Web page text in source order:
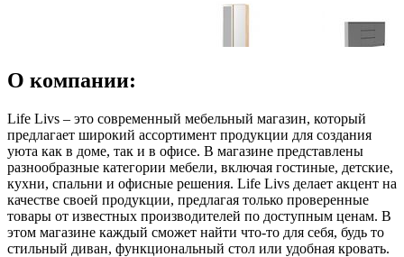
О компании:
Life Livs – это современный мебельный магазин, который
предлагает широкий ассортимент продукции для создания
уюта как в доме, так и в офисе. В магазине представлены
разнообразные категории мебели, включая гостиные, детские,
кухни, спальни и офисные решения. Life Livs делает акцент на
качестве своей продукции, предлагая только проверенные
товары от известных производителей по доступным ценам. В
этом магазине каждый сможет найти что-то для себя, будь то
стильный диван, функциональный стол или удобная кровать.